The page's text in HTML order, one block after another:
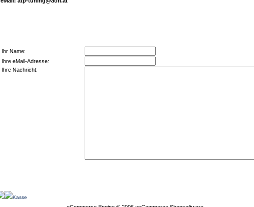
Ihr Name:
Ihre eMail-Adresse:
Ihre Nachricht:
Kasse